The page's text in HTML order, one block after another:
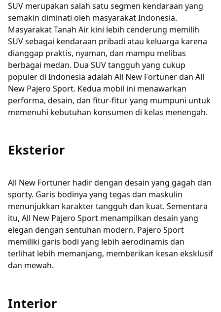
SUV merupakan salah satu segmen kendaraan yang
semakin diminati oleh masyarakat Indonesia.
Masyarakat Tanah Air kini lebih cenderung memilih
SUV sebagai kendaraan pribadi atau keluarga karena
dianggap praktis, nyaman, dan mampu melibas
berbagai medan. Dua SUV tangguh yang cukup
populer di Indonesia adalah All New Fortuner dan All
New Pajero Sport. Kedua mobil ini menawarkan
performa, desain, dan fitur-fitur yang mumpuni untuk
memenuhi kebutuhan konsumen di kelas menengah.
Eksterior
All New Fortuner hadir dengan desain yang gagah dan
sporty. Garis bodinya yang tegas dan maskulin
menunjukkan karakter tangguh dan kuat. Sementara
itu, All New Pajero Sport menampilkan desain yang
elegan dengan sentuhan modern. Pajero Sport
memiliki garis bodi yang lebih aerodinamis dan
terlihat lebih memanjang, memberikan kesan eksklusif
dan mewah.
Interior